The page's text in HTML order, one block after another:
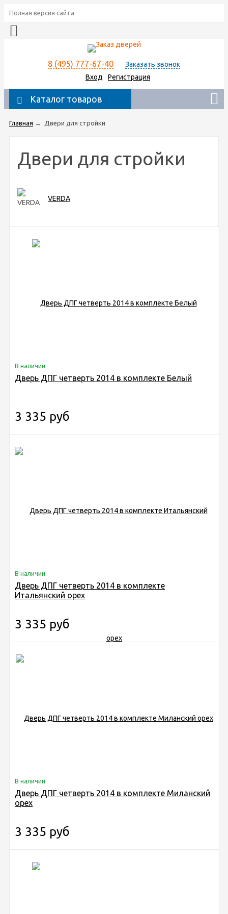
Полная версия сайта
8 (495) 777-67-40
Заказать звонок
Вход
Регистрация
Каталог товаров
Главная → Двери для стройки
Двери для стройки
VERDA
В наличии
Дверь ДПГ четверть 2014 в комплекте Белый
3 335 руб
В наличии
Дверь ДПГ четверть 2014 в комплекте
Итальянский орех
3 335 руб
В наличии
Дверь ДПГ четверть 2014 в комплекте Миланский
орех
3 335 руб